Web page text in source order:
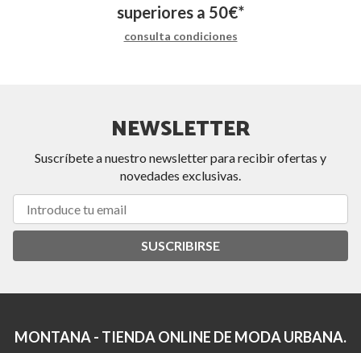
superiores a 50€*
consulta condiciones
NEWSLETTER
Suscríbete a nuestro newsletter para recibir ofertas y
novedades exclusivas.
SUSCRIBIRSE
MONTANA - TIENDA ONLINE DE MODA URBANA.